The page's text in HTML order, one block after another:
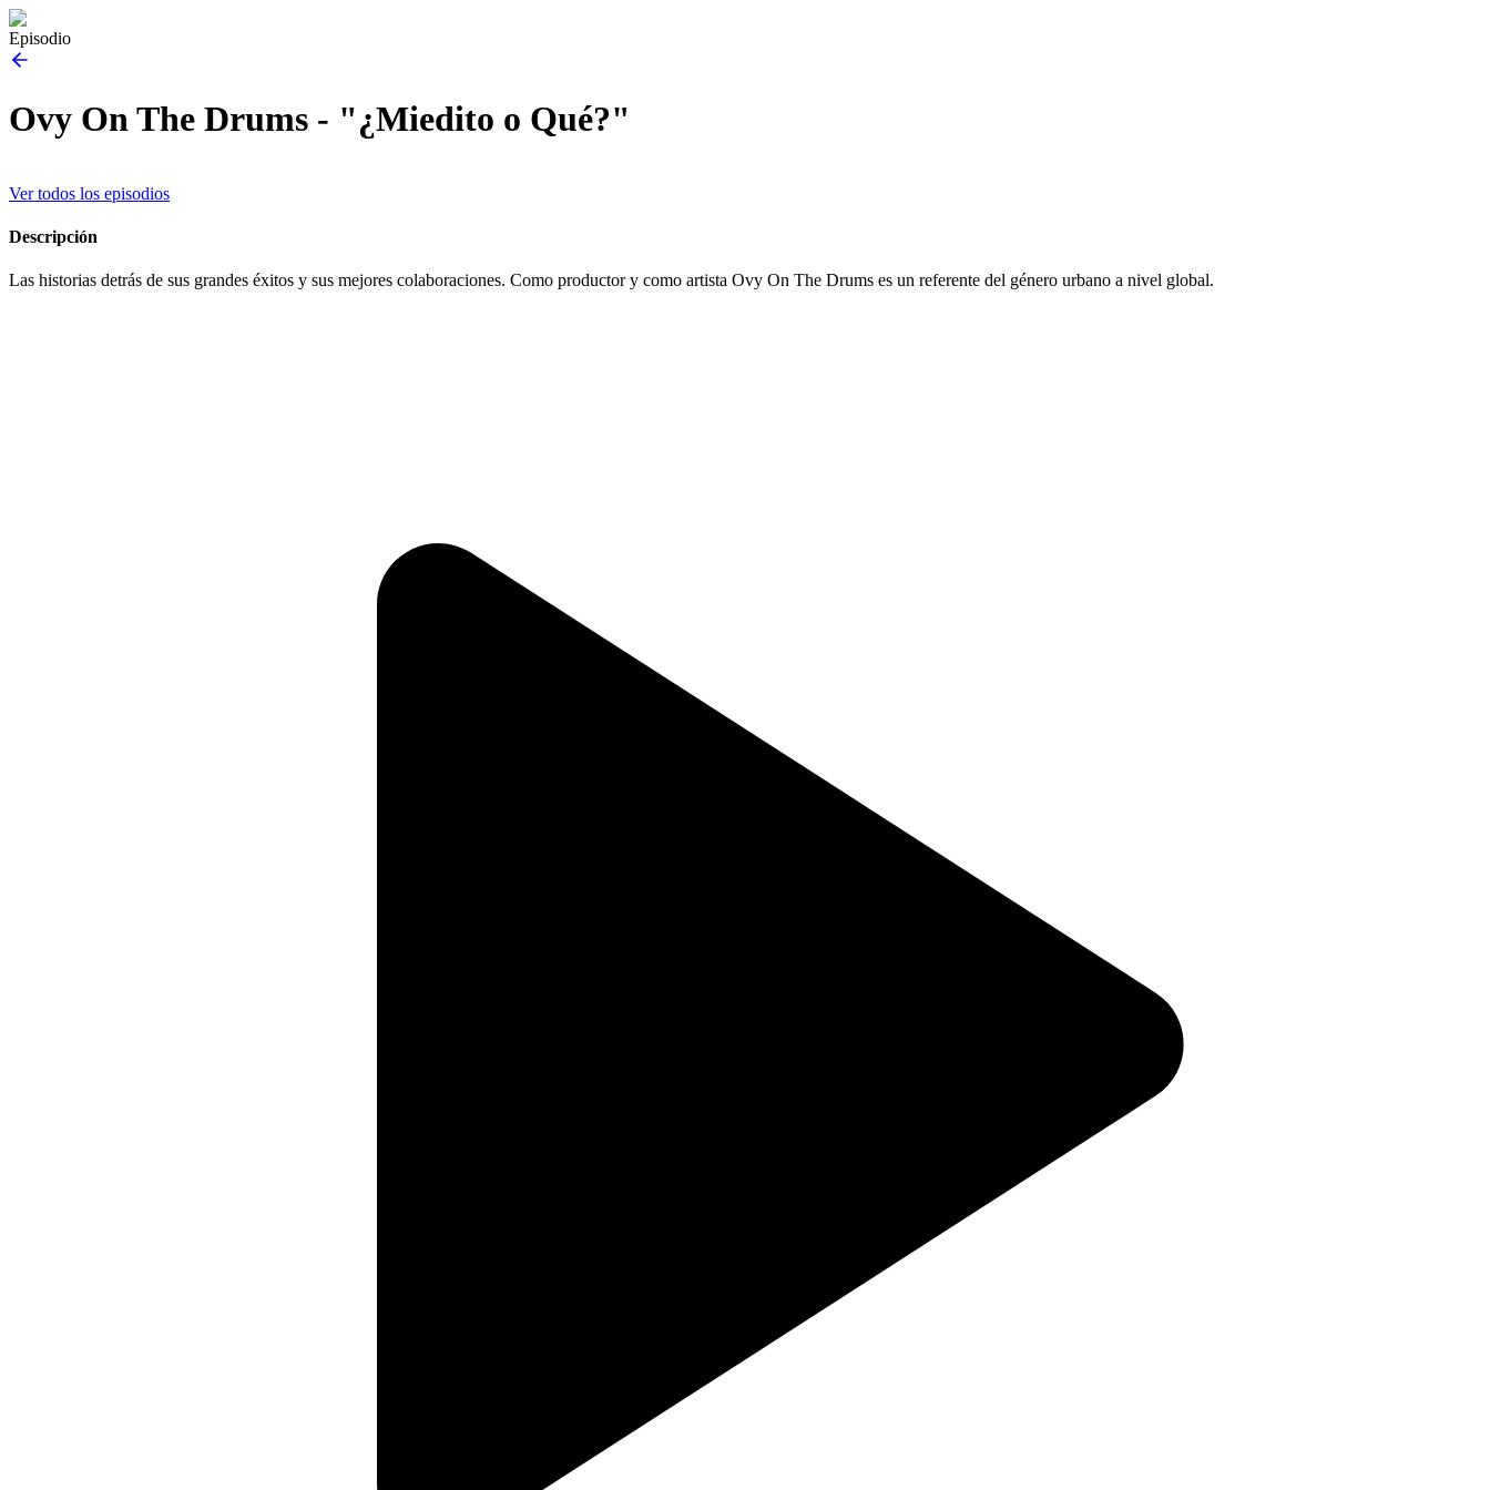
Episodio
Ovy On The Drums - "¿Miedito o Qué?"
Ver todos los episodios
Descripción
Las historias detrás de sus grandes éxitos y sus mejores colaboraciones. Como productor y como artista Ovy On The Drums es un referente del género urbano a nivel global.